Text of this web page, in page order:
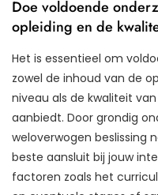
Doe voldoende
opleiding en de
Het is essentieel om
zowel de inhoud van de
niveau als de kwaliteit
aanbiedt. Door grondig
weloverwogen beslissing
beste aansluit bij jouw
factoren zoals het